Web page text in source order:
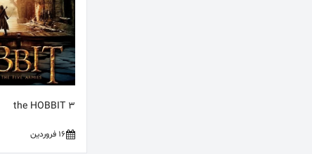
the HOBBIT 3
16 فروردین